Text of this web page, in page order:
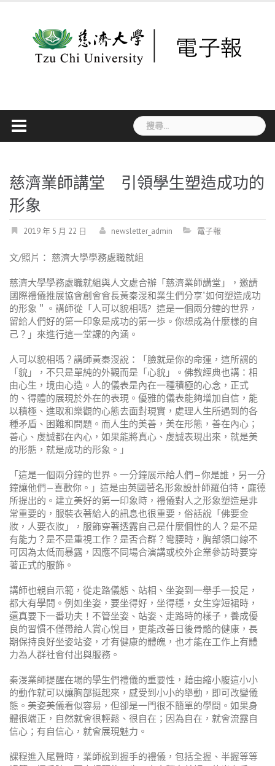
搜
尋
字:
慈濟業師講堂 引領學生塑造成功的
形象
2019 年 5 月 22 日 newsletter_admin 電子報
文/照片： 慈濟大學學務處職就組
慈濟大學學務處職就組與人文處合辦「慈濟業師講堂」，邀請
國際禮儀推展協會創會會長黃秦渂和業生們分享“如何塑造成功
的形象＂。講師從「人可以貌相嗎? 這是一個兩分鐘的世界，
留給人們好的第一印象是成功的第一歩。你想成為什麼樣的自
己？」來進行這一堂課的內涵。
人可以貌相嗎？講師黃秦渂說：「臉就是你的命運，這所謂的
「貌」，不只是單純的外觀而是「心貌」。佛教經典也講：相
由心生，境由心造。人的儀表是內在一種積極的心念，正式
的、得體的展現於外在的表現。優雅的儀表能夠增加自信，能
以積極、進取和樂觀的心態去面對現實，處理人生所遇到的各
種矛盾、困難和問題。而人生的美善，美在形態，善在內心；
善心、虔誠都在內心，如果能將真心、虔誠表現出來，就是美
的形態，就是成功的形象。」
「這是一個兩分鐘的世界。一分鐘展示給人們—你是誰，另一分
鐘讓他們—喜歡你。」這是由英國著名形象設計師羅伯特‧龐德
所提出的。建立美好的第一印象時，禮儀對人之形象塑造是非
常重要的，服裝衣著給人的訊息也很重要，俗話說「佛要金
妝，人要衣妝」，服飾穿著透露自己是什麼個性的人？是不是
有能力？是不是重視工作？是否合群？彎腰時，胸部領口線不
可因為太低而暴露，因應不同場合演講或校外企業參訪時要穿
著正式的服飾。
講師也親自示範，從走路儀態、站相、坐姿到一舉手一投足，
都大有學問。例如坐姿，要坐得好，坐得穩，女生穿短裙時，
還真要下一番功夫！不管坐姿、站姿、走路時的樣子，養成優
良的習慣不僅帶給人賞心悅目，更能改善日後骨骼的健康，長
期保持良好坐姿站姿，才有健康的體魄，也才能在工作上有體
力為人群社會付出與服務。
秦渂業師提醒在場的學生們禮儀的重要性，藉由縮小腹這小小
的動作就可以讓胸部挺起來，感受到小小的舉動，即可改變儀
態。美姿美儀看似容易，但卻是一門很不簡單的學問。如果身
體很端正，自然就會很輕鬆、很自在；因為自在，就會流露自
信心；有自信心，就會展現魅力。
課程進入尾聲時，業師說到握手的禮儀，包括全握、半握等等